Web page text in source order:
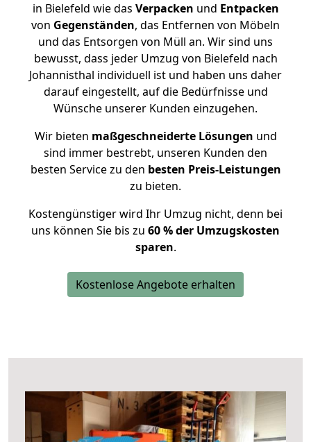
in Bielefeld wie das Verpacken und Entpacken
von Gegenständen, das Entfernen von Möbeln
und das Entsorgen von Müll an. Wir sind uns
bewusst, dass jeder Umzug von Bielefeld nach
Johannisthal individuell ist und haben uns daher
darauf eingestellt, auf die Bedürfnisse und
Wünsche unserer Kunden einzugehen.
Wir bieten maßgeschneiderte Lösungen und
sind immer bestrebt, unseren Kunden den
besten Service zu den besten Preis-Leistungen
zu bieten.
Kostengünstiger wird Ihr Umzug nicht, denn bei
uns können Sie bis zu 60 % der Umzugskosten
sparen.
Kostenlose Angebote erhalten